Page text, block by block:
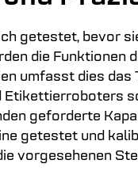
getestet, bevor
die Funktionen
umfasst dies das
Etikettierroboters
geforderte
getestet und
vorgesehenen